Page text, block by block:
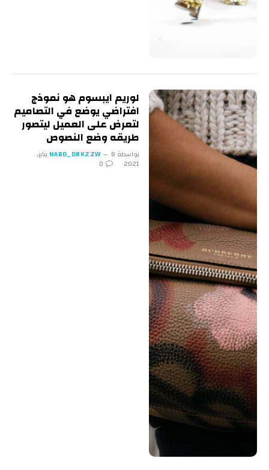
لوريم ايبسوم هو نموذج
افتراضي يوضع في التصاميم
لتعرض على العميل ليتصور
طريقه وضع النصوص
بواسطة NABD_DRKZZW 8 يناير،
2021
0